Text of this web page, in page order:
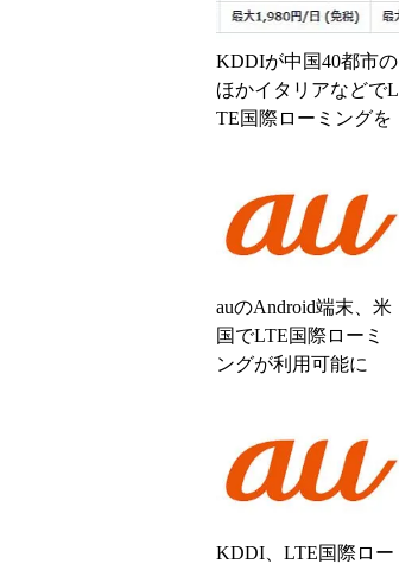
KDDIが中国40都市の
ほかイタリアなどでL
TE国際ローミングを
auのAndroid端末、米
国でLTE国際ローミ
ングが利用可能に
KDDI、LTE国際ロー